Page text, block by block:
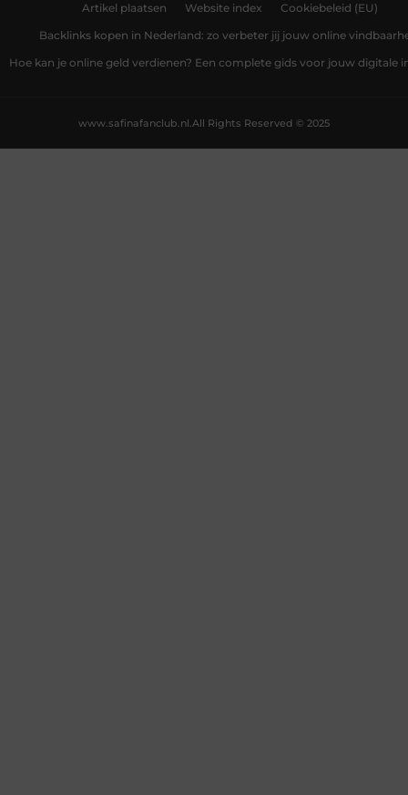
Artikel plaatsen Website index Cookiebeleid (EU)
Backlinks kopen in Nederland: zo verbeter jij jouw online
Hoe kan je online geld verdienen? Een complete gids voor jouw digitale
All Rights Reserved © 2025
www.safinafanclub.nl.